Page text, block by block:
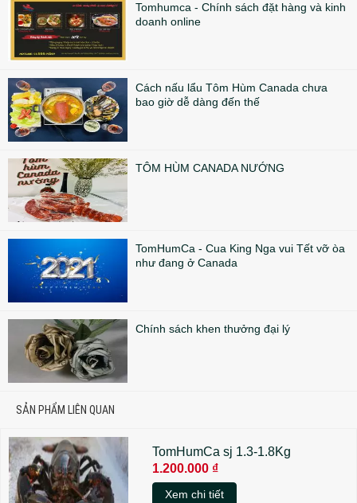
Tomhumca - Chính sách đặt hàng và kinh
doanh online
Cách nấu lẩu Tôm Hùm Canada chưa
bao giờ dễ dàng đến thế
TÔM HÙM CANADA NƯỚNG
TomHumCa - Cua King Nga vui Tết vỡ òa
như đang ở Canada
Chính sách khen thưởng đại lý
SẢN PHẨM LIÊN QUAN
TomHumCa sj 1.3-1.8Kg
1.200.000 ₫
Xem chi tiết